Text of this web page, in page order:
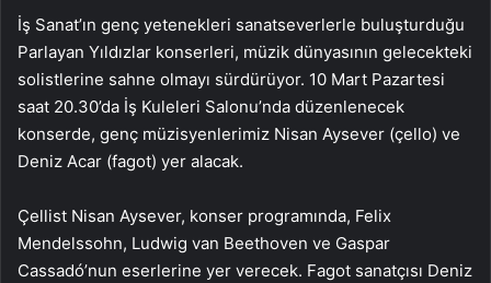
İş Sanat’ın genç yetenekleri sanatseverlerle buluşturduğu
Parlayan Yıldızlar konserleri, müzik dünyasının gelecekteki
solistlerine sahne olmayı sürdürüyor. 10 Mart Pazartesi
saat 20.30’da İş Kuleleri Salonu’nda düzenlenecek
konserde, genç müzisyenlerimiz Nisan Aysever (çello) ve
Deniz Acar (fagot) yer alacak.
Çellist Nisan Aysever, konser programında, Felix
Mendelssohn, Ludwig van Beethoven ve Gaspar
Cassadó’nun eserlerine yer verecek. Fagot sanatçısı Deniz